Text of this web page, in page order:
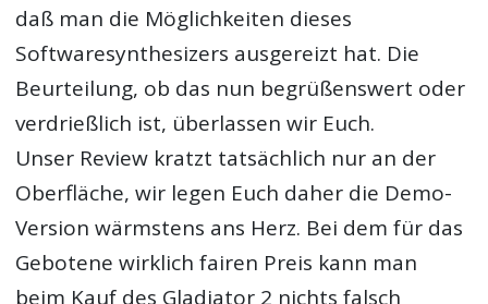
daß man die Möglichkeiten dieses
Softwaresynthesizers ausgereizt hat. Die
Beurteilung, ob das nun begrüßenswert oder
verdrießlich ist, überlassen wir Euch.
Unser Review kratzt tatsächlich nur an der
Oberfläche, wir legen Euch daher die Demo-
Version wärmstens ans Herz. Bei dem für das
Gebotene wirklich fairen Preis kann man
beim Kauf des Gladiator 2 nichts falsch